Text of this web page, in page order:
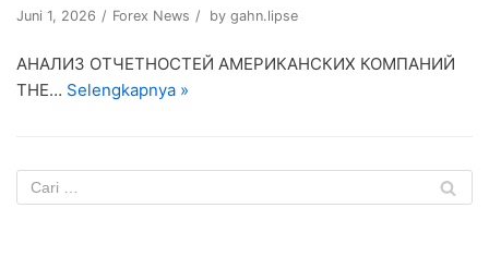
Juni 1, 2026 Forex News by gahn.lipse
АНАЛИЗ ОТЧЕТНОСТЕЙ АМЕРИКАНСКИХ КОМПАНИЙ
THE… Selengkapnya »